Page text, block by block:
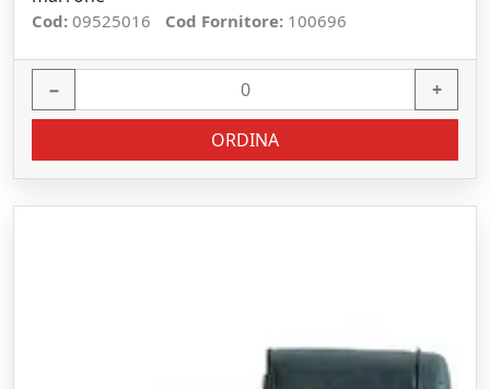
Cod: 09525016 Cod Fornitore: 100696
− +
ORDINA